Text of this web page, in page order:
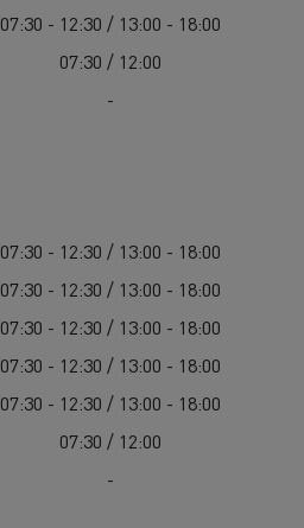
07:30 - 12:30 / 13:00 - 18:00
07:30 / 12:00
-
07:30 - 12:30 / 13:00 - 18:00
07:30 - 12:30 / 13:00 - 18:00
07:30 - 12:30 / 13:00 - 18:00
07:30 - 12:30 / 13:00 - 18:00
07:30 - 12:30 / 13:00 - 18:00
07:30 / 12:00
-